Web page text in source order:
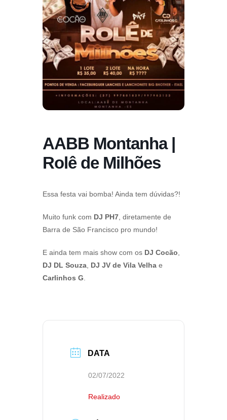
AABB Montanha |
Rolê de Milhões
Essa festa vai bomba! Ainda tem dúvidas?!
Muito funk com DJ PH7 , diretamente de
Barra de São Francisco pro mundo!
E ainda tem mais show com os DJ Cocão
DJ DL Souza DJ JV de Vila Velha e
Carlinhos G
DATA
02/07/2022
Realizado